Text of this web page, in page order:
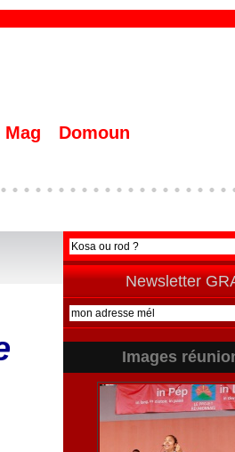
Mag Domoun
Newsletter
Images